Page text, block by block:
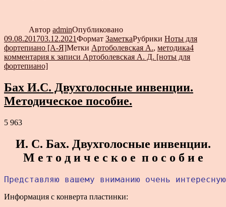
Автор adminОпубликовано
09.08.201703.12.2021Формат ЗаметкаРубрики Ноты для
фортепиано [А-Я]Метки Артоболевская А., методика4
комментария к записи Артоболевская А. Д. [ноты для
фортепиано]
Бах И.С. Двухголосные инвенции.
Методическое пособие.
5 963
И. С. Бах. Двухголосные инвенции.
М е т о д и ч е с к о е п о с о б и е
Представляю вашему вниманию очень
Информация с конверта пластинки: